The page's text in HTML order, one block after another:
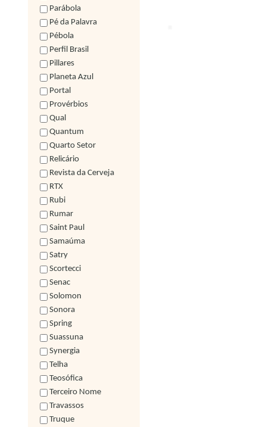
Parábola
Pé da Palavra
Pébola
Perfil Brasil
Pillares
Planeta Azul
Portal
Provérbios
Qual
Quantum
Quarto Setor
Relicário
Revista da Cerveja
RTX
Rubi
Rumar
Saint Paul
Samaúma
Satry
Scortecci
Senac
Solomon
Sonora
Spring
Suassuna
Synergia
Telha
Teosófica
Terceiro Nome
Travassos
Truque